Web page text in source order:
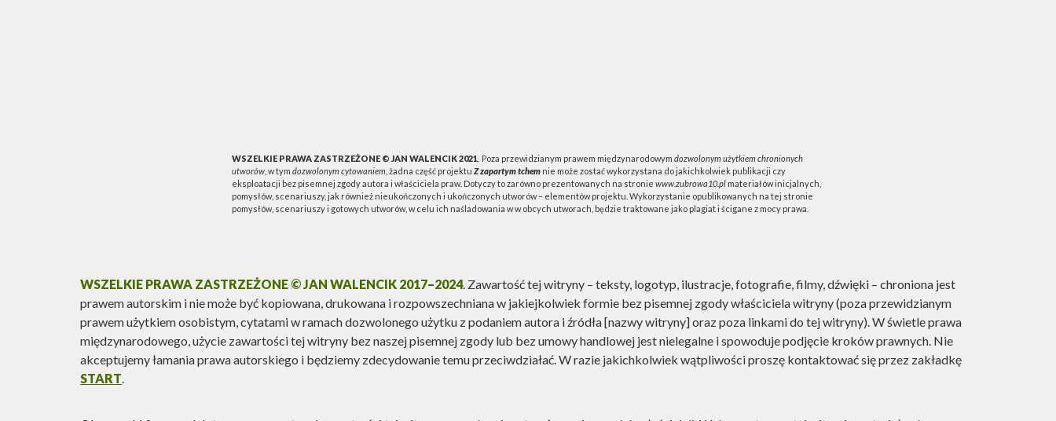
WSZELKIE PRAWA ZASTRZEŻONE © JAN WALENCIK 2021 Poza przewidzianym prawem międzynarodowymdozwolonym użytkiem chronionych
utworów , w tymdozwolonym cytowaniem , żadna część projektu Z zapartym tchem nie może zostać wykorzystana do jakichkolwiek publikacji czy
eksploatacji bez pisemnej zgody autora i właściciela praw. Dotyczy to zarówno prezentowanych na stroniewww.zubrowa10.pl materiałów inicjalnych,
pomysłów, scenariuszy, jak również nieukończonych i ukończonych utworów – elementów projektu. Wykorzystanie opublikowanych na tej stronie
pomysłów, scenariuszy i gotowych utworów, w celu ich naśladowania w w obcych utworach, będzie traktowane jako plagiat i ścigane z mocy prawa.
WSZELKIE PRAWA ZASTRZEŻONE © JAN WALENCIK 2017–2024. Zawartość tej witryny – teksty, logotyp, ilustracje, fotografie, filmy, dźwięki – chroniona jest
prawem autorskim i nie może być kopiowana, drukowana i rozpowszechniana w jakiejkolwiek formie bez pisemnej zgody właściciela witryny (poza przewidzianym
prawem użytkiem osobistym, cytatami w ramach dozwolonego użytku z podaniem autora i źródła [nazwy witryny] oraz poza linkami do tej witryny). W świetle prawa
międzynarodowego, użycie zawartości tej witryny bez naszej pisemnej zgody lub bez umowy handlowej jest nielegalne i spowoduje podjęcie kroków prawnych. Nie
akceptujemy łamania prawa autorskiego i będziemy zdecydowanie temu przeciwdziałać. W razie jakichkolwiek wątpliwości proszę kontaktować się przez zakładkę
START.